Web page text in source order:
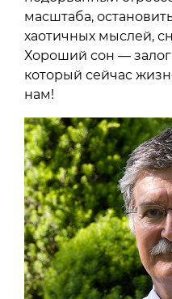
масштаба,
хаотичных мыслей,
Хороший сон —
который сейчас
нам!